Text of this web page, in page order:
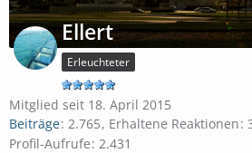
Ellert
Erleuchteter
Mitglied seit 18. April 2015
Beiträge 2.765 Erhaltene Reaktionen
Profil-Aufrufe 2.431